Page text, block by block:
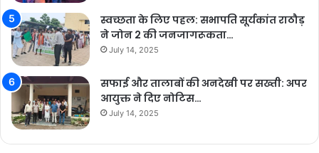
स्वच्छता के लिए पहल: सभापति सूर्यकांत राठौड़
ने जोन 2 की जनजागरूकता…
July 14, 2025
सफाई और तालाबों की अनदेखी पर सख्ती: अपर
आयुक्त ने दिए नोटिस…
July 14, 2025